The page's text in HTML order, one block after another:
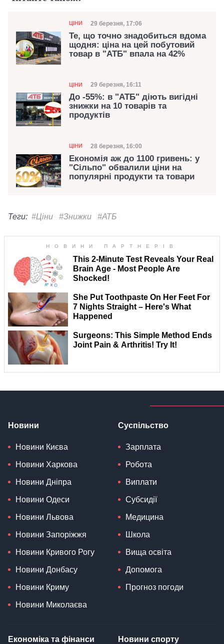
Категорія
ЦІНИ Дата публікації
29 березня, 17:06
Те, що точно знадобиться вдома
щодня: ціна на цей побутовий
товар в "АТБ" впала на 42%
Категорія
ЦІНИ Дата публікації
29 березня, 16:11
До -55%: в "АТБ" діють вигідні
знижки на 10 товарів та
продуктів
Категорія
ЦІНИ Дата публікації
28 березня, 16:00
Економія аж до 1100 гривень: у
"Сільпо" обвалили ціни на
популярні продукти та товари
Теги: #Ціни #Знижки #АТБ
Новини
Новини Києва
Новини Харкова
Новини Дніпра
Новини Одеси
Новини Львова
Новини Запоріжжя
Новини Кривого Рогу
Новини Донбасу
Новини Криму
Новини Миколаєва
Суспільство
Зарплата
Робота
Виплати
Субсидії
Медицина
Школа
Вища освіта
Допомога
Прогноз погоди
Економіка та фінанси Новини спорту